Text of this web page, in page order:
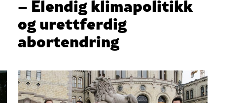
og urettferdig
abortendring